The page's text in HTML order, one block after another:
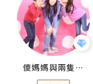
儍媽媽與兩隻小魔怪之家